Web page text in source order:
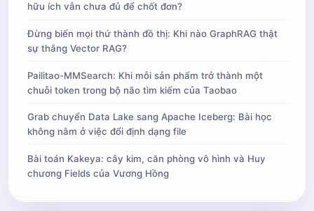
hữu ích vẫn chưa đủ để chốt đơn?
Đừng biến mọi thứ thành đồ thị: Khi nào GraphRAG thật
sự thắng Vector RAG?
Pailitao-MMSearch: Khi mỗi sản phẩm trở thành một
chuỗi token trong bộ não tìm kiếm của Taobao
Grab chuyển Data Lake sang Apache Iceberg: Bài học
không nằm ở việc đổi định dạng file
Bài toán Kakeya: cây kim, căn phòng vô hình và Huy
chương Fields của Vương Hồng